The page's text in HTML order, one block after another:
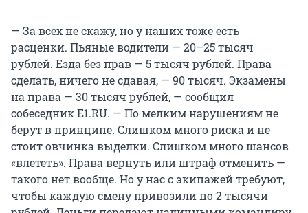
— За всех не скажу, но у наших тоже есть
расценки. Пьяные водители — 20–25 тысяч
рублей. Езда без прав — 5 тысяч рублей. Права
сделать, ничего не сдавая, — 90 тысяч. Экзамены
на права — 30 тысяч рублей, — сообщил
собеседник E1.RU. — По мелким нарушениям не
берут в принципе. Слишком много риска и не
стоит овчинка выделки. Слишком много шансов
«влететь». Права вернуть или штраф отменить —
такого нет вообще. Но у нас с экипажей требуют,
чтобы каждую смену привозили по 2 тысячи